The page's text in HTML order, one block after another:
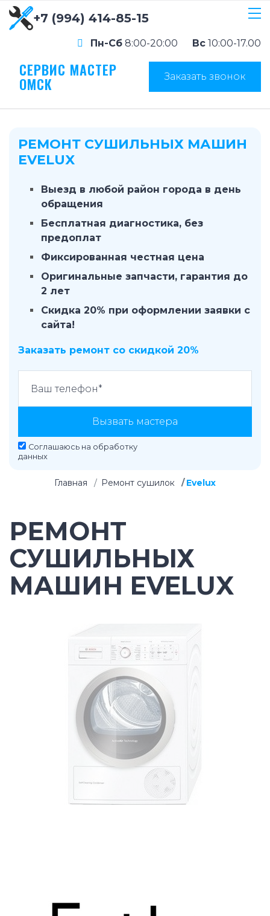
+7 (994) 414-85-15
Пн-Сб 8:00-20:00 Вс 10:00-17.00
СЕРВИС МАСТЕР
ОМСК Заказать звонок
РЕМОНТ СУШИЛЬНЫХ МАШИН
EVELUX
Выезд в любой район города в день
обращения
Бесплатная диагностика, без
предоплат
Фиксированная честная цена
Оригинальные запчасти, гарантия до
2 лет
Скидка 20% при оформлении заявки с
сайта!
Заказать ремонт со скидкой 20%
Вызвать мастера
Соглашаюсь на обработку
данных
Главная Ремонт сушилок Evelux
РЕМОНТ
СУШИЛЬНЫХ
МАШИН EVELUX